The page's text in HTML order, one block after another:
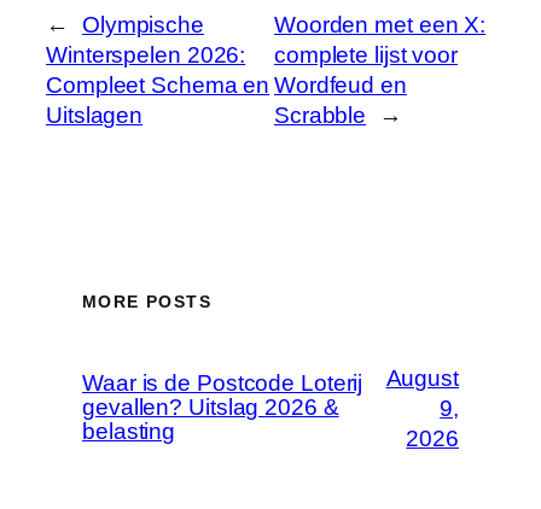
←
Olympische
Winterspelen 2026:
Compleet Schema en
Uitslagen
Woorden met een X:
complete lijst voor
Wordfeud en
Scrabble
→
MORE POSTS
Waar is de Postcode Loterij
gevallen? Uitslag 2026 &
belasting
August
9,
2026